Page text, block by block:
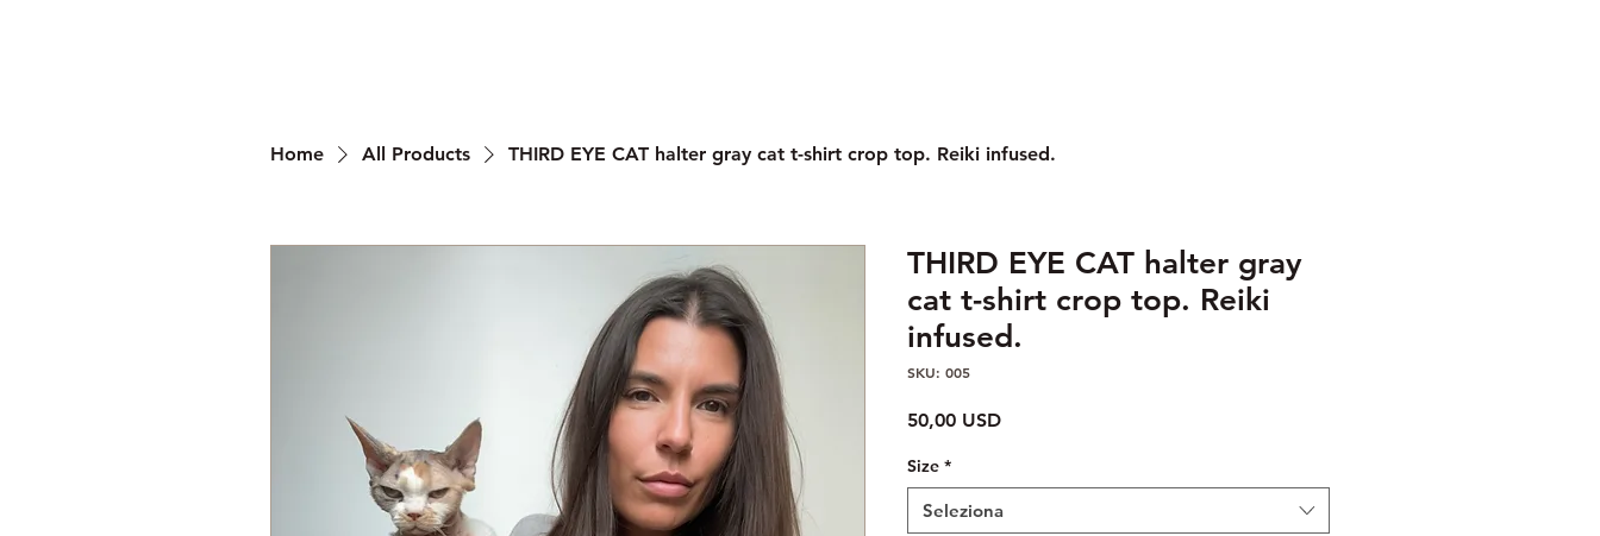
Home All Products THIRD EYE CAT halter gray cat t-shirt crop top. Reiki infused.
THIRD EYE CAT halter gray
cat t-shirt crop top. Reiki
infused.
SKU: 005
50,00 USDPrezzo
Size *
Seleziona